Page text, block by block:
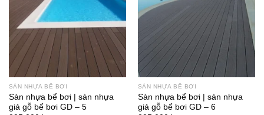
SÀN NHỰA BỂ BƠI
Sàn nhựa bể bơi | sàn nhựa
giả gỗ bể bơi GD – 5
SÀN NHỰA BỂ BƠI
Sàn nhựa bể bơi | sàn nhựa
giả gỗ bể bơi GD – 6